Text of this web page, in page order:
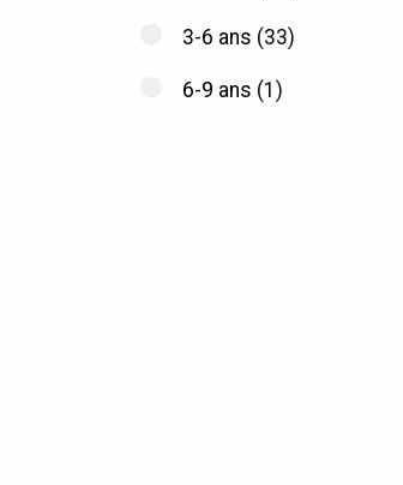
3-6 ans (33)
6-9 ans (1)